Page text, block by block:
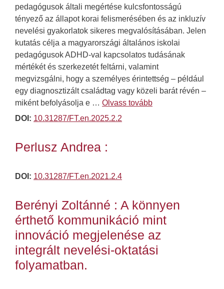
pedagógusok általi megértése kulcsfontosságú
tényező az állapot korai felismerésében és az inkluzív
nevelési gyakorlatok sikeres megvalósításában. Jelen
kutatás célja a magyarországi általános iskolai
pedagógusok ADHD-val kapcsolatos tudásának
mértékét és szerkezetét feltárni, valamint
megvizsgálni, hogy a személyes érintettség – például
egy diagnosztizált családtag vagy közeli barát révén –
miként befolyásolja e … Olvass tovább
DOI: 10.31287/FT.en.2025.2.2
Perlusz Andrea :
DOI: 10.31287/FT.en.2021.2.4
Berényi Zoltánné : A könnyen
érthető kommunikáció mint
innováció megjelenése az
integrált nevelési-oktatási
folyamatban.